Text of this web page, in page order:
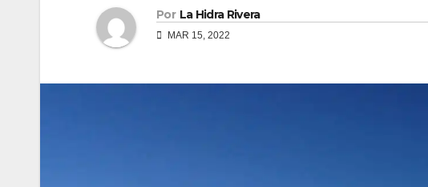
Por La Hidra Rivera
MAR 15, 2022